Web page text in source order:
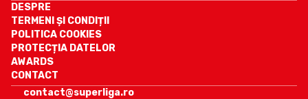
DESPRE
TERMENI ȘI CONDIȚII
POLITICA COOKIES
PROTECȚIA DATELOR
AWARDS
CONTACT
contact@superliga.ro